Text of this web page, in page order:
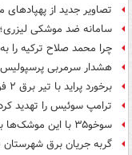
تصاویر جدید از
سامانه ضد موشکی
چرا محمد صلاح ترکیه را
هشدار سرمربی
برخورد پراید با تیر برق ۲ فوتی بر جای گذاشت
ترامپ سوئیس را تهدید
سوخو۳۵ با این موشک‌ها به ناوهای‌جنگی حمله می‌کند
گربه جریان برق شهرستان